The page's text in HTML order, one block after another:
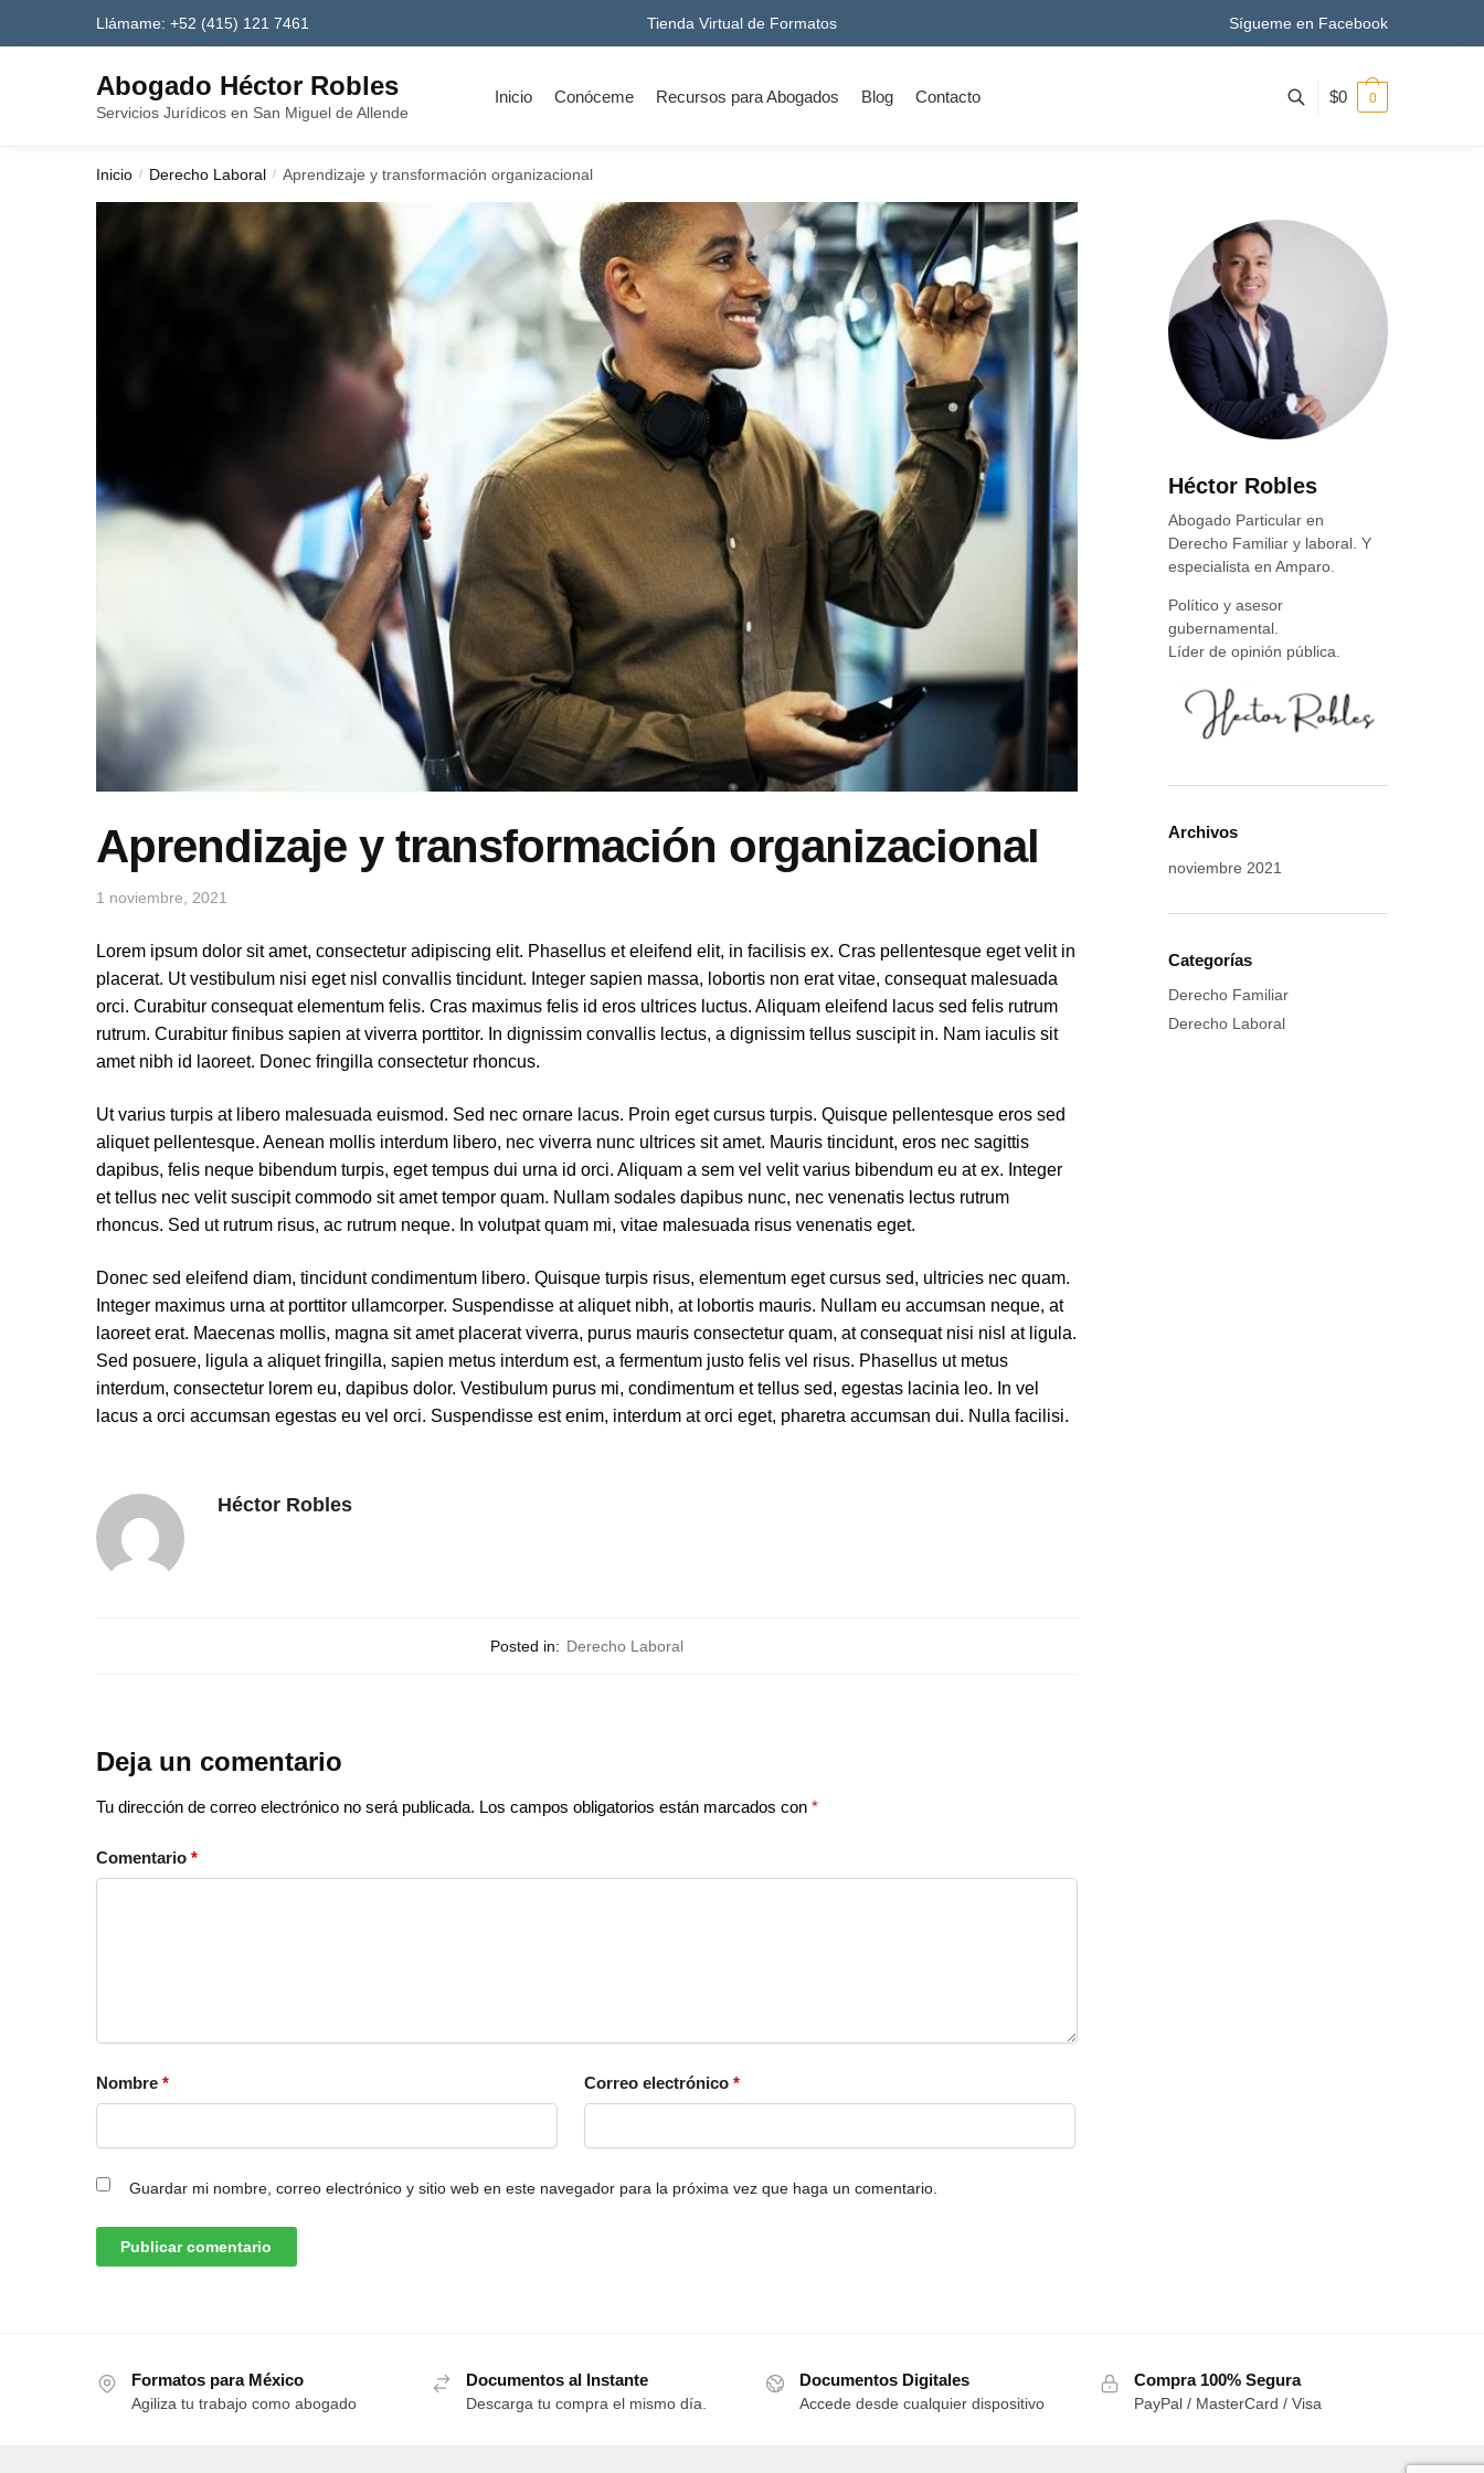
Llámame: +52 (415) 121 7461 Tienda Virtual de Formatos Sígueme en Facebook
Abogado Héctor Robles
Servicios Jurídicos en San Miguel de Allende
Inicio Conóceme Recursos para Abogados Blog Contacto $0 0
Inicio / Derecho Laboral / Aprendizaje y transformación organizacional
Aprendizaje y transformación organizacional
1 noviembre, 2021
Lorem ipsum dolor sit amet, consectetur adipiscing elit. Phasellus et eleifend elit, in facilisis ex. Cras pellentesque eget velit in
placerat. Ut vestibulum nisi eget nisl convallis tincidunt. Integer sapien massa, lobortis non erat vitae, consequat malesuada
orci. Curabitur consequat elementum felis. Cras maximus felis id eros ultrices luctus. Aliquam eleifend lacus sed felis rutrum
rutrum. Curabitur finibus sapien at viverra porttitor. In dignissim convallis lectus, a dignissim tellus suscipit in. Nam iaculis sit
amet nibh id laoreet. Donec fringilla consectetur rhoncus.
Ut varius turpis at libero malesuada euismod. Sed nec ornare lacus. Proin eget cursus turpis. Quisque pellentesque eros sed
aliquet pellentesque. Aenean mollis interdum libero, nec viverra nunc ultrices sit amet. Mauris tincidunt, eros nec sagittis
dapibus, felis neque bibendum turpis, eget tempus dui urna id orci. Aliquam a sem vel velit varius bibendum eu at ex. Integer
et tellus nec velit suscipit commodo sit amet tempor quam. Nullam sodales dapibus nunc, nec venenatis lectus rutrum
rhoncus. Sed ut rutrum risus, ac rutrum neque. In volutpat quam mi, vitae malesuada risus venenatis eget.
Donec sed eleifend diam, tincidunt condimentum libero. Quisque turpis risus, elementum eget cursus sed, ultricies nec quam.
Integer maximus urna at porttitor ullamcorper. Suspendisse at aliquet nibh, at lobortis mauris. Nullam eu accumsan neque, at
laoreet erat. Maecenas mollis, magna sit amet placerat viverra, purus mauris consectetur quam, at consequat nisi nisl at ligula.
Sed posuere, ligula a aliquet fringilla, sapien metus interdum est, a fermentum justo felis vel risus. Phasellus ut metus
interdum, consectetur lorem eu, dapibus dolor. Vestibulum purus mi, condimentum et tellus sed, egestas lacinia leo. In vel
lacus a orci accumsan egestas eu vel orci. Suspendisse est enim, interdum at orci eget, pharetra accumsan dui. Nulla facilisi.
Héctor Robles
Posted in: Derecho Laboral
Deja un comentario
Tu dirección de correo electrónico no será publicada. Los campos obligatorios están marcados con *
Comentario *
Nombre * Correo electrónico *
Guardar mi nombre, correo electrónico y sitio web en este navegador para la próxima vez que haga un comentario.
Héctor Robles
Abogado Particular en
Derecho Familiar y laboral. Y
especialista en Amparo.
Político y asesor
gubernamental.
Líder de opinión pública.
Archivos
noviembre 2021
Categorías
Derecho Familiar
Derecho Laboral
Formatos para México
Agiliza tu trabajo como abogado
Documentos al Instante
Descarga tu compra el mismo día.
Documentos Digitales
Accede desde cualquier dispositivo
Compra 100% Segura
PayPal / MasterCard / Visa